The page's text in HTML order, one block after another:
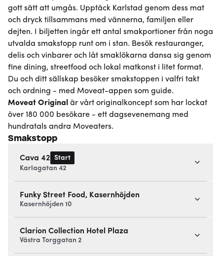
gott sätt att umgås. Upptäck Karlstad genom dess mat
och dryck tillsammans med vännerna, familjen eller
dejten. I biljetten ingår ett antal smakportioner från noga
utvalda smakstopp runt om i stan. Besök restauranger,
delis och vinbarer och låt smaklökarna dansa sig genom
fine dining, streetfood och lokal matkonst i litet format.
Du och ditt sällskap besöker smakstoppen i valfri takt
och ordning - med Moveat-appen som guide.
Moveat Original är vårt originalkoncept som har lockat
över 180 000 besökare - ett dagsevenemang med
hundratals andra Moveaters.
Smakstopp
Cava 42 Start
Karlagatan 42
Funky Street Food, Kasernhöjden
Kasernhöjden 10
Clarion Collection Hotel Plaza
Västra Torggatan 2